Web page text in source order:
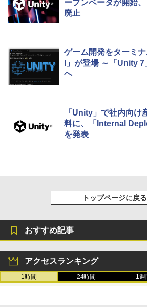
ープンベータが開始
廃止
ゲーム開発をターミ
I」が登場 ～「Unity
へ
「Unity」で社内向け
料に、「Internal
を発表
トップページに戻る
おすすめ記事
アクセスランキング
1時間 24時間 1週